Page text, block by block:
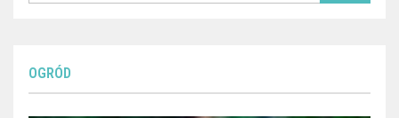
OGRÓD